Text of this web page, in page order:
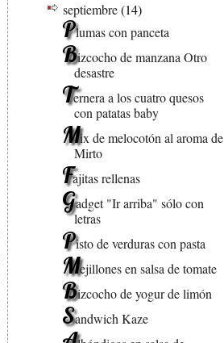
septiembre(14)
Plumas con panceta
Bizcocho de manzana Otro
desastre
Ternera a los cuatro quesos
con patatas baby
Mix de melocotón al aroma de
Mirto
Fajitas rellenas
Gadget "Ir arriba" sólo con
letras
Pisto de verduras con pasta
Mejillones en salsa de tomate
Bizcocho de yogur de limón
Sandwich Kaze